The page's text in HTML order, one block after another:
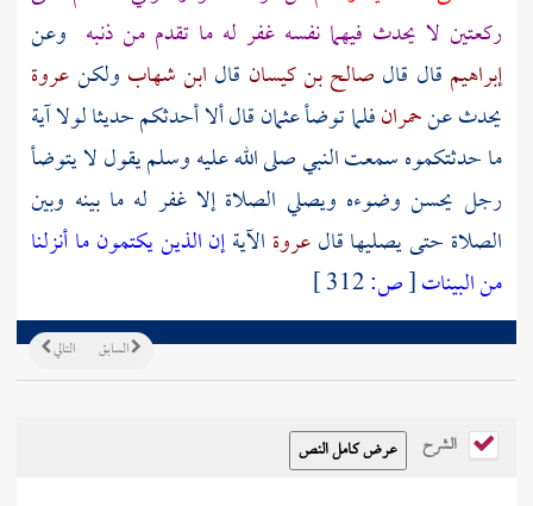
ركعتين لا يحدث فيهما نفسه غفر له ما تقدم من ذنبه وعن
إبراهيم قال قال صالح بن كيسان قال ابن شهاب ولكنعروة
يحدث عنحمرانفلما توضأعثمانقال ألا أحدثكم حديثا لولا آية
ما حدثتكموه سمعت النبي صلى الله عليه وسلم يقول لا يتوضأ
رجل يحسن وضوءه ويصلي الصلاة إلا غفر له ما بينه وبين
الصلاة حتى يصليها قالعروة الآيةإن الذين يكتمون ما أنزلنا
من البينات[ص:
التالي السابق
الشرح